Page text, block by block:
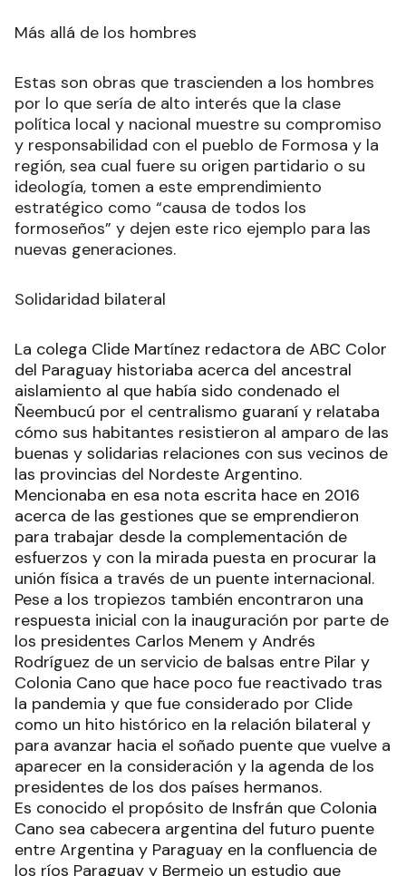
apoyar el Fondo Financiero para el Desarrollo de
Andina de Fomento (CAF) y el Banco
Interamericano de Desarrollo (BID).
Más allá de los hombres
Estas son obras que trascienden a los hombres
por lo que sería de alto interés que la clase
política local y nacional muestre su compromiso
y responsabilidad con el pueblo de Formosa y la
ideología, tomen a este emprendimiento
formoseños” y dejen este rico ejemplo para las
nuevas generaciones.
Solidaridad bilateral
La colega Clide Martínez redactora de ABC Color
del Paraguay historiaba acerca del ancestral
aislamiento al que había sido condenado el
Ñeembucú por el centralismo guaraní y relataba
cómo sus habitantes resistieron al amparo de las
buenas y solidarias relaciones con sus vecinos de
las provincias del Nordeste Argentino.
Mencionaba en esa nota escrita hace en 2016
acerca de las gestiones que se emprendieron
para trabajar desde la complementación de
esfuerzos y con la mirada puesta en procurar la
unión física a través de un puente internacional.
Pese a los tropiezos también encontraron una
respuesta inicial con la inauguración por parte de
los presidentes Carlos Menem y Andrés
Rodríguez de un servicio de balsas entre Pilar y
Colonia Cano que hace poco fue reactivado tras
la pandemia y que fue considerado por Clide
como un hito histórico en la relación bilateral y
para avanzar hacia el soñado puente que vuelve a